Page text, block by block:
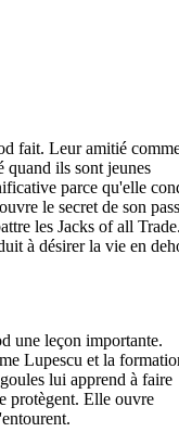
fait. Leur amitié
quand ils sont jeunes
parce qu'elle
le secret de son
les Jacks of all
à désirer la vie en
une leçon importante.
Lupescu et la
lui apprend à faire
protègent. Elle ouvre